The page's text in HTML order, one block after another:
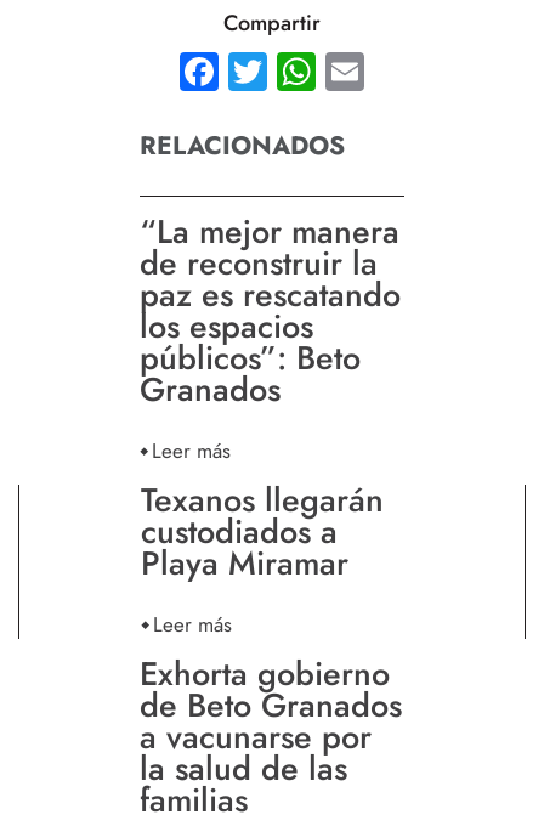
Compartir
Facebook
TwitterWhatsApp
RELACIONADOS
“La mejor manera
de reconstruir la
paz es rescatando
los espacios
públicos”: Beto
Granados
Leer más
Texanos llegarán
custodiados a
Playa Miramar
Leer más
Exhorta gobierno
de Beto Granados
a vacunarse por
la salud de las
familias